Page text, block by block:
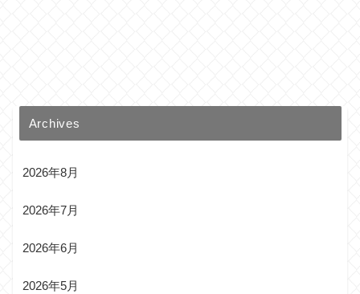
Archives
2026年8月
2026年7月
2026年6月
2026年5月